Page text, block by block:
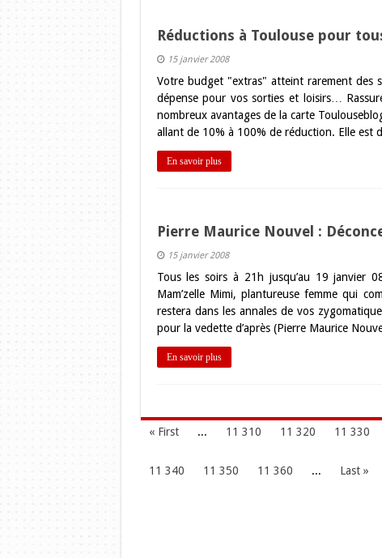
Réductions à Toulouse pour
15 janvier 2008
Votre budget "extras" atteint rarement des
dépense pour vos sorties et loisirs…
nombreux avantages de la carte
allant de 10% à 100% de réduction. Elle est
En savoir plus
Pierre Maurice Nouvel :
15 janvier 2008
Tous les soirs à 21h jusqu’au 19 janvier
Mam’zelle Mimi, plantureuse femme qui
restera dans les annales de vos
pour la vedette d’après (Pierre Maurice
En savoir plus
« First ... 11 310 11 320 11 330
11 340
11 350 11 360 ... Last »